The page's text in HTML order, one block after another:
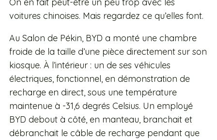
voitures chinoises. Mais regardez ce qu’elles font.
Au Salon de Pékin, BYD a monté une chambre
froide de la taille d’une pièce directement sur son
kiosque. À l’intérieur : un de ses véhicules
électriques, fonctionnel, en démonstration de
recharge en direct, sous une température
maintenue à -31,6 degrés Celsius. Un employé
BYD debout à côté, en manteau, branchait et
débranchait le câble de recharge pendant que